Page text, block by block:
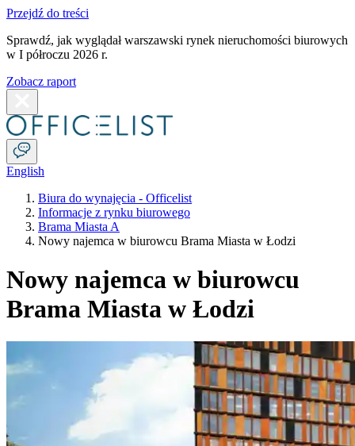
Przejdź do treści
Sprawdź, jak wyglądał warszawski rynek nieruchomości biurowych
w I półroczu 2026 r.
Zobacz raport
English
Biura do wynajęcia - Officelist
Informacje z rynku biurowego
Brama Miasta A
Nowy najemca w biurowcu Brama Miasta w Łodzi
Nowy najemca w biurowcu
Brama Miasta w Łodzi